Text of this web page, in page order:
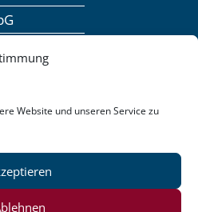
Website und unseren Service zu
Pressemitteilungen